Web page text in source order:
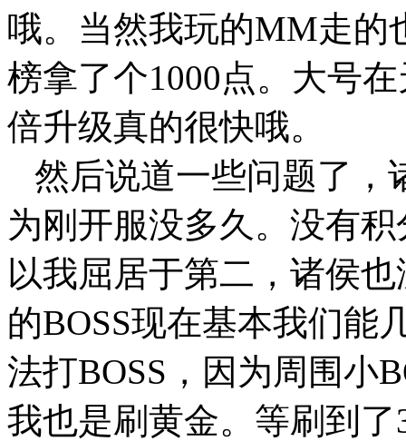
哦。当然我玩的MM走的
榜拿了个1000点。大号
倍升级真的很快哦。
然后说道一些问题了，
为刚开服没多久。没有
以我屈居于第二，诸侯
的BOSS现在基本我们能
法打BOSS，因为周围小
我也是刷黄金。等刷到